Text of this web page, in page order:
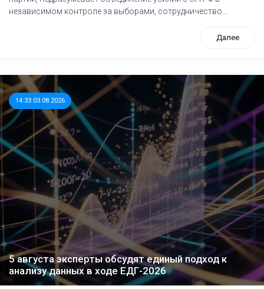
независимом контроле за выборами, сотрудничество...
Далее
14:33 03.08.2026
5 августа эксперты обсудят единый подход к
анализу данных в ходе ЕДГ-2026